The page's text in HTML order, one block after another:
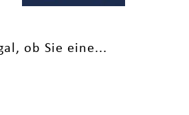
ob Sie eine...